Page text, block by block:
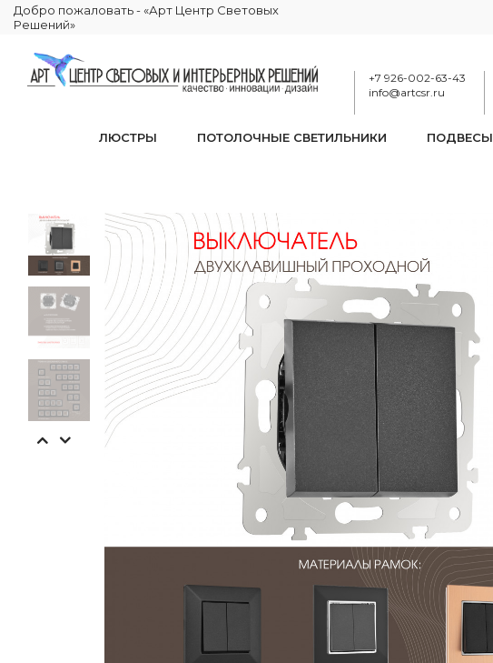
Добро пожаловать - «Арт Центр Световых
Решений»
+7 926-002-63-43
info@artcsr.ru
ЛЮСТРЫ ПОТОЛОЧНЫЕ СВЕТИЛЬНИКИ ПОДВЕСЫ